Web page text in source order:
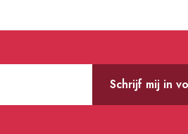
Schrijf mij in